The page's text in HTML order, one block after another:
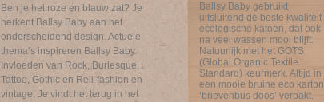
Ben je het roze en blauw zat? Je
herkent Ballsy Baby aan het
onderscheidend design. Actuele
thema’s inspireren Ballsy Baby.
Invloeden van Rock, Burlesque,
Tattoo, Gothic en Reli-fashion en
vintage. Je vindt het terug in het
Ballsy Baby gebruikt
uitsluitend de beste kwaliteit
ecologische katoen, dat ook
na veel wassen mooi blijft.
Natuurlijk met het GOTS
(Global Organic Textile
Standard) keurmerk. Altijd in
een mooie bruine eco karton
‘brievenbus doos’ verpakt.